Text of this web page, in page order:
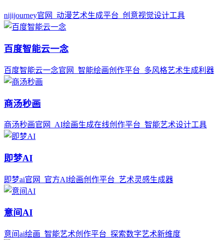
nijijourney官网_动漫艺术生成平台_创意视觉设计工具
百度智能云一念
百度智能云一念官网_智能绘画创作平台_多风格艺术生成利器
商汤秒画
商汤秒画官网_AI绘画生成在线创作平台_智能艺术设计工具
即梦AI
即梦ai官网_官方AI绘画创作平台_艺术灵感生成器
意间AI
意间ai绘画_智能艺术创作平台_探索数字艺术新维度